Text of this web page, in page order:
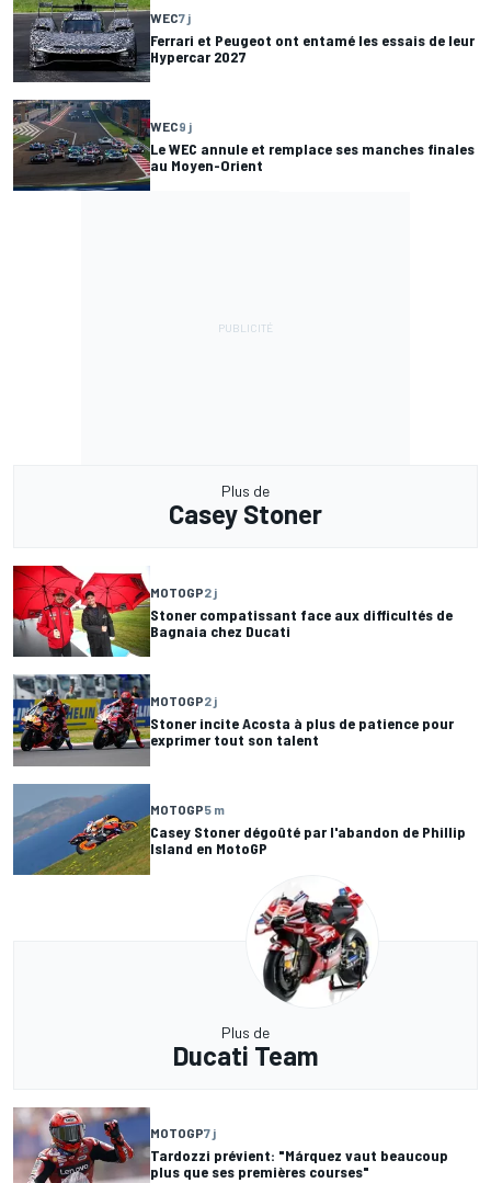
WEC7 j
Ferrari et Peugeot ont entamé les essais de leur
Hypercar 2027
WEC9 j
Le WEC annule et remplace ses manches finales
au Moyen-Orient
Plus de
Casey Stoner
MOTOGP2 j
Stoner compatissant face aux difficultés de
Bagnaia chez Ducati
MOTOGP2 j
Stoner incite Acosta à plus de patience pour
exprimer tout son talent
MOTOGP5 m
Casey Stoner dégoûté par l'abandon de Phillip
Island en MotoGP
Plus de
Ducati Team
MOTOGP7 j
Tardozzi prévient: "Márquez vaut beaucoup
plus que ses premières courses"